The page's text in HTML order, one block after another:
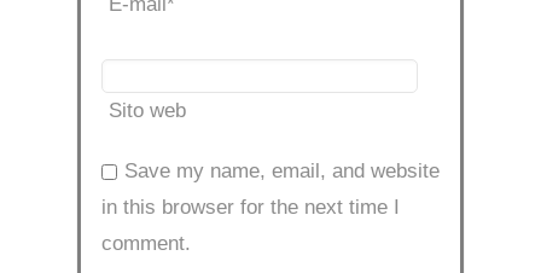
Sito web
Save my name, email, and website
in this browser for the next time I
comment.